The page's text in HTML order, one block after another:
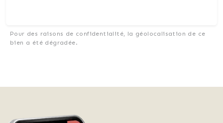
Pour des raisons de confidentialité, la géolocalisation de ce
bien a été dégradée.